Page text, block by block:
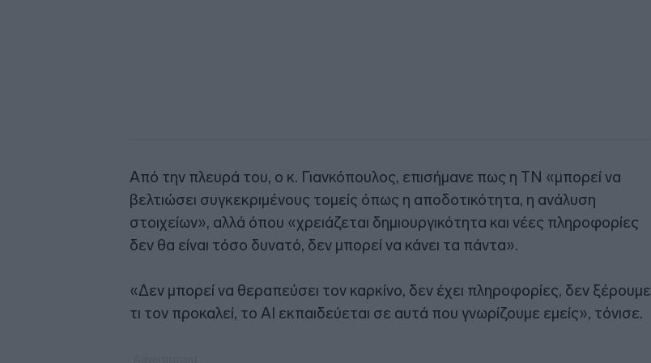
Από την πλευρά του, ο κ. Γιανκόπουλος, επισήμανε πως η ΤΝ «μπορεί να
βελτιώσει συγκεκριμένους τομείς όπως η αποδοτικότητα, η ανάλυση
στοιχείων», αλλά όπου «χρειάζεται δημιουργικότητα και νέες πληροφορίες
δεν θα είναι τόσο δυνατό, δεν μπορεί να κάνει τα πάντα».
«Δεν μπορεί να θεραπεύσει τον καρκίνο, δεν έχει πληροφορίες, δεν ξέρουμε
τι τον προκαλεί, το AI εκπαιδεύεται σε αυτά που γνωρίζουμε εμείς», τόνισε.